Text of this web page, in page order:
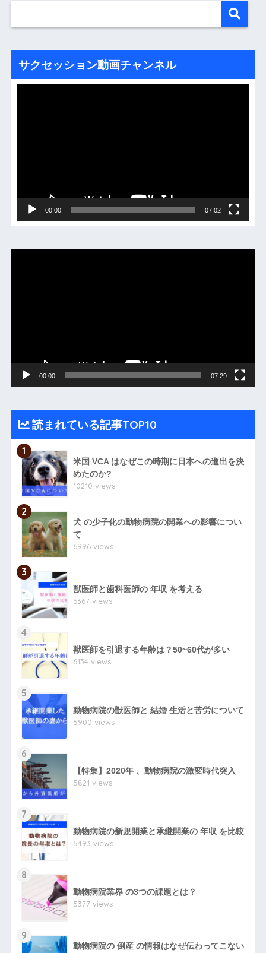
サクセッション動画チャンネル
00:00 07:02
00:00 07:29
読まれている記事TOP10
1
米国 VCA はなぜこの時期に日本への進出を決
めたのか?
10210 views
2
犬 の少子化の動物病院の開業への影響につい
て
6996 views
3
獣医師と歯科医師の 年収 を考える
6367 views
4
獣医師を引退する年齢は？50~60代が多い
6134 views
5
動物病院の獣医師と 結婚 生活と苦労について
5900 views
6
【特集】2020年 、動物病院の激変時代突入
5821 views
7
動物病院の新規開業と承継開業の 年収 を比較
5493 views
8
動物病院業界 の3つの課題とは？
5377 views
9
動物病院の 倒産 の情報はなぜ伝わってこない